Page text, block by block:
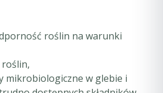
roślin na warunki
roślin,
mikrobiologiczne w glebie i